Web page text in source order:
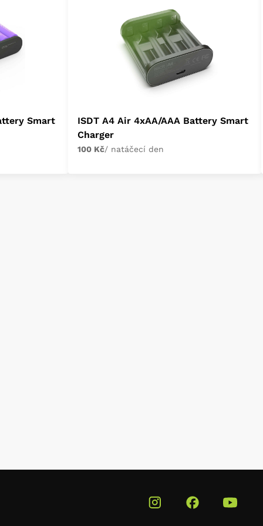
Smart
ISDT A4 Air 4xAA/AAA Battery Smart
Charger
100 Kč/ natáčecí den